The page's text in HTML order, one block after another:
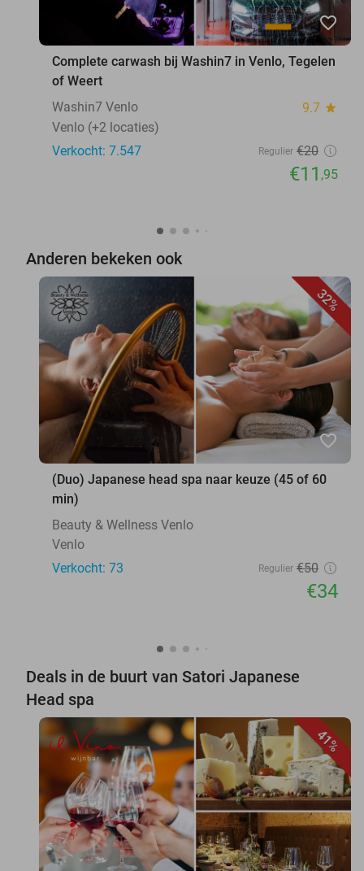
favorite_border
Complete carwash bij Washin7 in Venlo, Tegelen
of Weert
Washin7 Venlo
9.7 star
Venlo (+2 locaties)
Verkocht: 7.547
Regulier €20
€11 ,95
Anderen bekeken ook
32%
favorite_border
(Duo) Japanese head spa naar keuze (45 of 60
min)
Beauty & Wellness Venlo
Venlo
Verkocht: 73
Regulier €50
€34
Deals in de buurt van Satori Japanese
Head spa
41%